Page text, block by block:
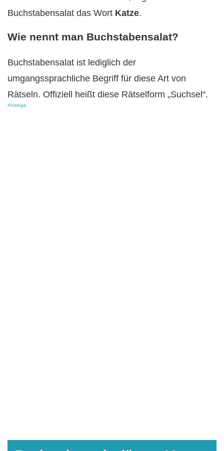
Buchstabensalat das Wort Katze.
Wie nennt man Buchstabensalat?
Buchstabensalat ist lediglich der
umgangssprachliche Begriff für diese Art von
Rätseln. Offiziell heißt diese Rätselform „Suchsel“.
Anzeige